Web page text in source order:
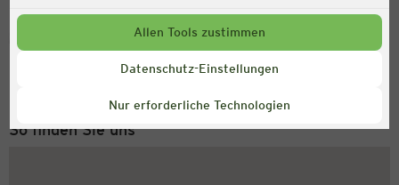
Allen Tools zustimmen
Datenschutz-Einstellungen
Nur erforderliche Technologien
Service Hotline
+49 (0) 2546 / 98 999 98
So finden Sie uns